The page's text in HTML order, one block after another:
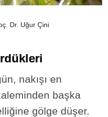
Dr. Uğur Çini
nakışı en
başka
gölge düşer.